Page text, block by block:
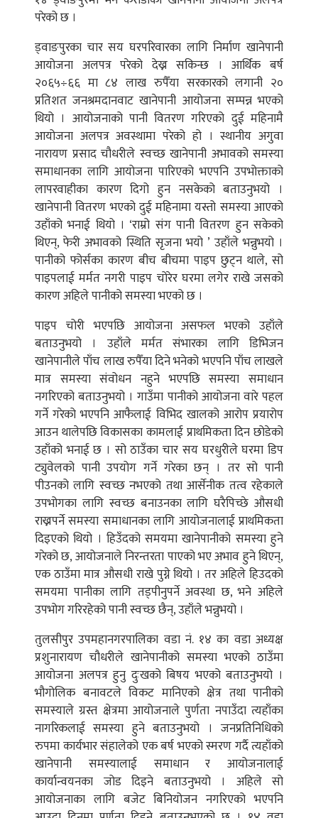
परेको छ ।
ड्वाङपुरका चार सय घरपरिवारका लागि निर्माण खानेपानी
आयोजना अलपत्र परेको देख्न सकिन्छ । आर्थिक बर्ष
२०६५÷६६ मा ८४ लाख रुपैँया सरकारको लगानी २०
प्रतिशत जनश्रमदानवाट खानेपानी आयोजना सम्पन्न भएको
थियो । आयोजनाको पानी वितरण गरिएको दुई महिनामै
आयोजना अलपत्र अवस्थामा परेको हो । स्थानीय अगुवा
नारायण प्रसाद चौधरीले स्वच्छ खानेपानी अभावको समस्या
समाधानका लागि आयोजना पारिएको भएपनि उपभोक्ताको
लापरवाहीका कारण दिगो हुन नसकेको बताउनुभयो ।
खानेपानी वितरण भएको दुई महिनामा यस्तो समस्या आएको
उहाँको भनाई थियो । ‘राम्रो संग पानी वितरण हुन सकेको
थिएन्, फेरी अभावको स्थिति सृजना भयो ’ उहाँले भन्नुभयो ।
पानीको फोर्सका कारण बीच बीचमा पाइप छुट्न थाले, सो
पाइपलाई मर्मत नगरी पाइप चोरेर घरमा लगेर राखे जसको
कारण अहिले पानीको समस्या भएको छ ।
पाइप चोरी भएपछि आयोजना असफल भएको उहाँले
बताउनुभयो । उहाँले मर्मत संभारका लागि डिभिजन
खानेपानीले पाँच लाख रुपैँया दिने भनेको भएपनि पाँच लाखले
मात्र समस्या संवोधन नहुने भएपछि समस्या समाधान
नगरिएको बताउनुभयो । गाउँमा पानीको आयोजना वारे पहल
गर्ने गरेको भएपनि आफैलाई विभिद खालको आरोप प्रयारोप
आउन थालेपछि विकासका कामलाई प्राथमिकता दिन छोडेको
उहाँको भनाई छ । सो ठाउँका चार सय घरधुरीले घरमा डिप
ट्युवेलको पानी उपयोग गर्ने गरेका छन् । तर सो पानी
पीउनको लागि स्वच्छ नभएको तथा आर्सेनीक तत्व रहेकाले
उपभोगका लागि स्वच्छ बनाउनका लागि घरैपिच्छे औसधी
राख्नपर्ने समस्या समाधानका लागि आयोजनालाई प्राथमिकता
दिइएको थियो । हिउँदको समयमा खानेपानीको समस्या हुने
गरेको छ, आयोजनाले निरन्तरता पाएको भए अभाव हुने थिएन्,
एक ठाउँमा मात्र औसधी राखे पुग्ने थियो । तर अहिले हिउदको
समयमा पानीका लागि तड्पीनुपर्ने अवस्था छ, भने अहिले
उपभोग गरिरहेको पानी स्वच्छ छैन्, उहाँले भन्नुभयो ।
तुलसीपुर उपमहानगरपालिका वडा नं. १४ का वडा अध्यक्ष
प्रशुनारायण चौधरीले खानेपानीको समस्या भएको ठाउँमा
आयोजना अलपत्र हुनु दुःखको बिषय भएको बताउनुभयो ।
भौगोलिक बनावटले विकट मानिएको क्षेत्र तथा पानीको
समस्याले ग्रस्त क्षेत्रमा आयोजनाले पुर्णता नपाउँदा त्यहाँका
नागरिकलाई समस्या हुने बताउनुभयो । जनप्रतिनिधिको
रुपमा कार्यभार संहालेको एक बर्ष भएको स्मरण गर्दै त्यहाँको
खानेपानी समस्यालाई समाधान र आयोजनालाई
कार्यान्वयनका जोड दिइने बताउनुभयो । अहिले सो
आयोजनाका लागि बजेट बिनियोजन नगरिएको भएपनि